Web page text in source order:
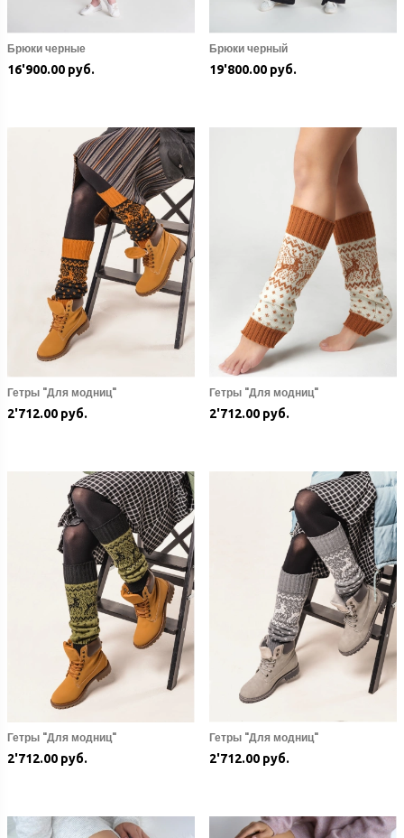
Брюки черные
16'900.00 руб.
Брюки черный
19'800.00 руб.
Гетры "Для модниц"
2'712.00 руб.
Гетры "Для модниц"
2'712.00 руб.
Гетры "Для модниц"
2'712.00 руб.
Гетры "Для модниц"
2'712.00 руб.